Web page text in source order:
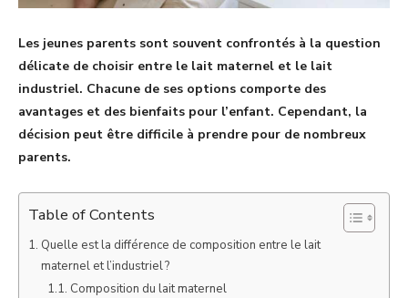
Les jeunes parents sont souvent confrontés à la question
délicate de choisir entre le lait maternel et le lait
industriel. Chacune de ses options comporte des
avantages et des bienfaits pour l’enfant. Cependant, la
décision peut être difficile à prendre pour de nombreux
parents.
Table of Contents
Quelle est la différence de composition entre le lait
maternel et l’industriel ?
Composition du lait maternel